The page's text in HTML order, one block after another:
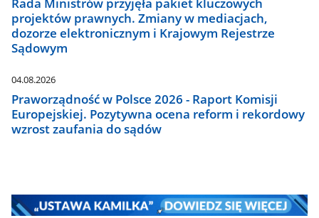
projektów prawnych. Zmiany w mediacjach,
dozorze elektronicznym i Krajowym Rejestrze
Sądowym
04.08.2026
Praworządność w Polsce 2026 - Raport Komisji
Europejskiej. Pozytywna ocena reform i rekordowy
wzrost zaufania do sądów